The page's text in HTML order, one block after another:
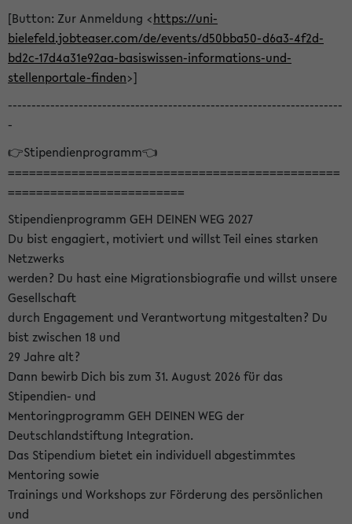
[Button: Zur Anmeldung <https://uni-
bielefeld.jobteaser.com/de/events/d50bba50-d6a3-4f2d-
bd2c-17d4a31e92aa-basiswissen-informations-und-
stellenportale-finden>]
-----------------------------------------------------------------------
-
👉Stipendienprogramm👈
===============================================
=========================
Stipendienprogramm GEH DEINEN WEG 2027
Du bist engagiert, motiviert und willst Teil eines starken
Netzwerks
werden? Du hast eine Migrationsbiografie und willst unsere
Gesellschaft
durch Engagement und Verantwortung mitgestalten? Du
bist zwischen 18 und
29 Jahre alt?
Dann bewirb Dich bis zum 31. August 2026 für das
Stipendien- und
Mentoringprogramm GEH DEINEN WEG der
Deutschlandstiftung Integration.
Das Stipendium bietet ein individuell abgestimmtes
Mentoring sowie
Trainings und Workshops zur Förderung des persönlichen
und